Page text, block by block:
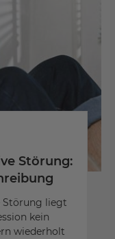
Störung:
Störung liegt
kein
wiederholt